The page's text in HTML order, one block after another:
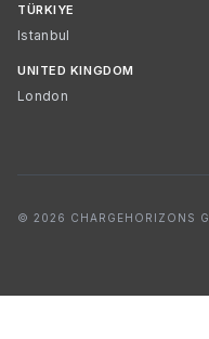
TÜRKIYE
Istanbul
UNITED KINGDOM
London
© 2026 CHARGEHORIZONS